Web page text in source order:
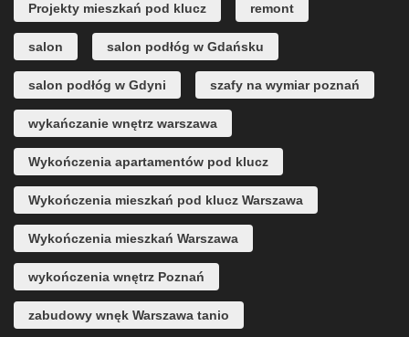
Projekty mieszkań pod klucz remont
salon salon podłóg w Gdańsku
salon podłóg w Gdyni szafy na wymiar poznań
wykańczanie wnętrz warszawa
Wykończenia apartamentów pod klucz
Wykończenia mieszkań pod klucz Warszawa
Wykończenia mieszkań Warszawa
wykończenia wnętrz Poznań
zabudowy wnęk Warszawa tanio